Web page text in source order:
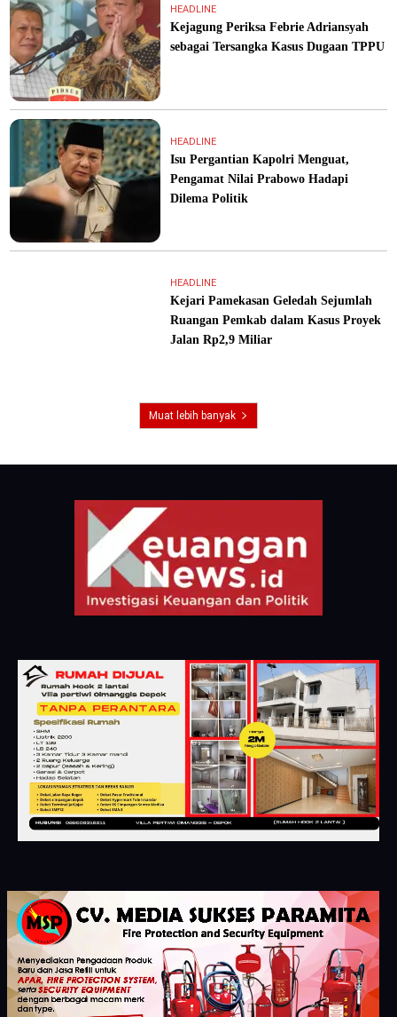
HEADLINE
Kejagung Periksa Febrie Adriansyah
sebagai Tersangka Kasus Dugaan TPPU
HEADLINE
Isu Pergantian Kapolri Menguat,
Pengamat Nilai Prabowo Hadapi
Dilema Politik
HEADLINE
Kejari Pamekasan Geledah Sejumlah
Ruangan Pemkab dalam Kasus Proyek
Jalan Rp2,9 Miliar
Muat lebih banyak